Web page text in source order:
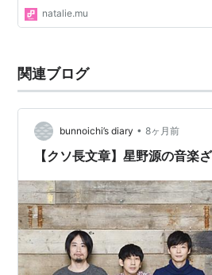
ぐうぜんのきろく2（2007年7
asin:B001AMMPYG
asin:B002AROA4I
ぐうぜんのきろく3（2009年12
asin:B002POENT8
関連
日本の態度（2003年8月）
SWEET DREAMS for
natalie.mu
関連ブログ
bunnoichi’s diary • 8ヶ月前
【クソ長文章】星野源の音楽